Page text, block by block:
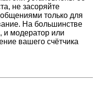
не засоряйте
только для
На большинстве
и модератор или
вашего счётчика